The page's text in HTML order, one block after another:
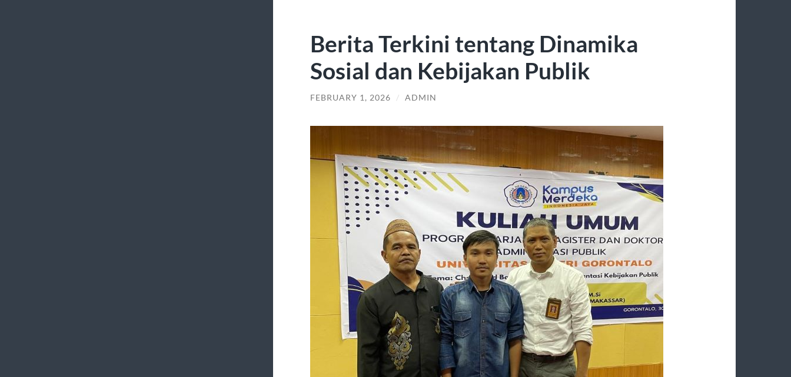
Berita Terkini tentang Dinamika
Sosial dan Kebijakan Publik
FEBRUARY 1, 2026 / ADMIN